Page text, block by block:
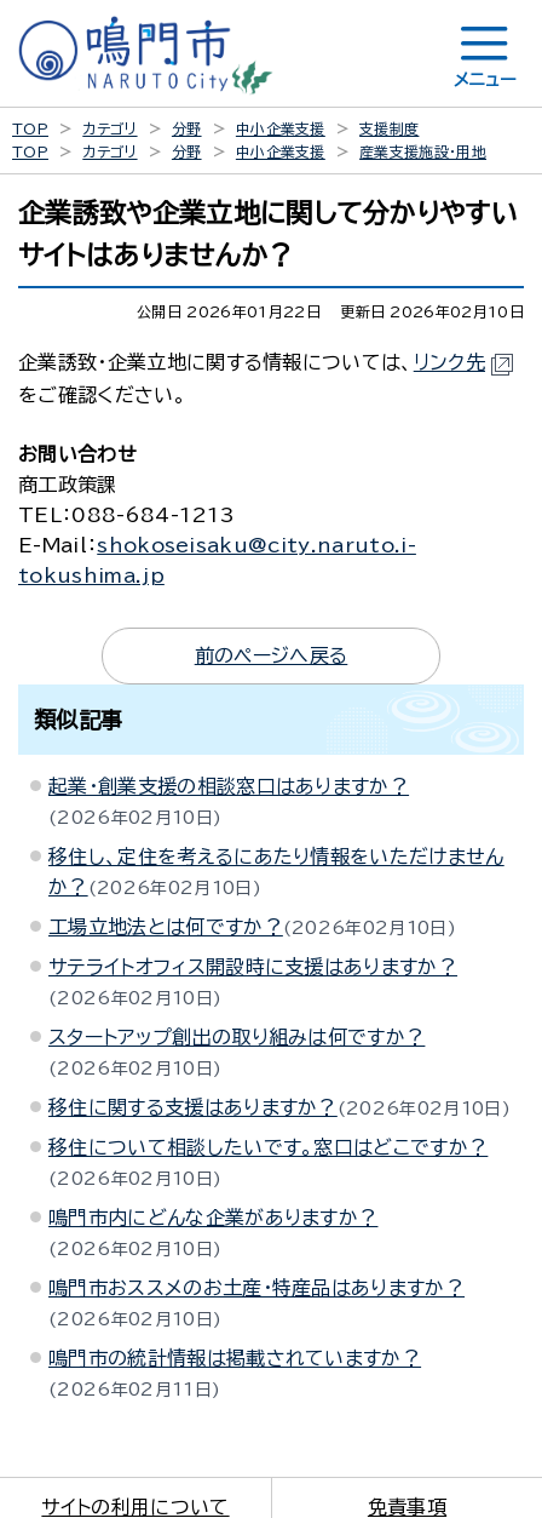
メニュー
TOP カテゴリ 分野 中小企業支援
支援制度
TOP
カテゴリ 分野 中小企業支援 産業支援施設・用地
企業誘致や企業立地に関して分かりやすい
サイトはありませんか？
公開日 2026年01月22日 更新日 2026年02月10日
企業誘致・企業立地に関する情報については、
リンク先
をご確認ください。
お問い合わせ
商工政策課
TEL
：088-684-1213
E-Mail
： shokoseisaku@city.naruto.i-
tokushima.jp
前のページへ戻る
類似記事
起業・創業支援の相談窓口はありますか？
2026年02月10日
移住し、定住を考えるにあたり情報をいただけません
か？
2026年02月10日
工場立地法とは何ですか？ 2026年02月10日
サテライトオフィス開設時に支援はありますか？
2026年02月10日
スタートアップ創出の取り組みは何ですか？
2026年02月10日
移住に関する支援はありますか？ 2026年02月10日
移住について相談したいです。窓口はどこですか？
2026年02月10日
鳴門市内にどんな企業がありますか？
2026年02月10日
鳴門市おススメのお土産・特産品はありますか？
2026年02月10日
鳴門市の統計情報は掲載されていますか？
2026年02月11日
サイトの利用について 免責事項